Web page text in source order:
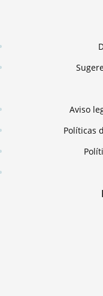
Aviso
Políticas